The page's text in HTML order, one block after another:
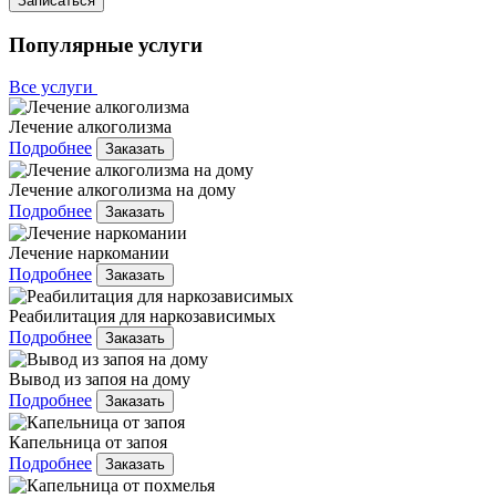
Популярные услуги
Все услуги
Лечение алкоголизма
Подробнее
Заказать
Лечение алкоголизма на дому
Подробнее
Заказать
Лечение наркомании
Подробнее
Заказать
Реабилитация для наркозависимых
Подробнее
Заказать
Вывод из запоя на дому
Подробнее
Заказать
Капельница от запоя
Подробнее
Заказать